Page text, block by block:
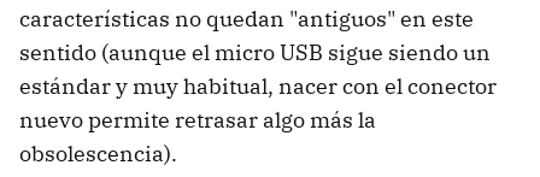
características no quedan "antiguos" en este
sentido (aunque el micro USB sigue siendo un
estándar y muy habitual, nacer con el conector
nuevo permite retrasar algo más la
obsolescencia).